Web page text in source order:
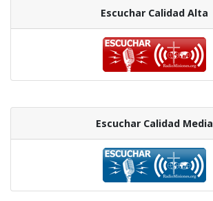
Escuchar Calidad Alta
Escuchar Calidad Media